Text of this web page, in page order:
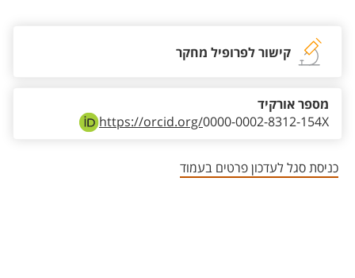
קישור לפרופיל מחקר
https://orcid.org/0000-0002-8312-154X
מספר אורקיד
כניסת סגל לעדכון פרטים בעמוד